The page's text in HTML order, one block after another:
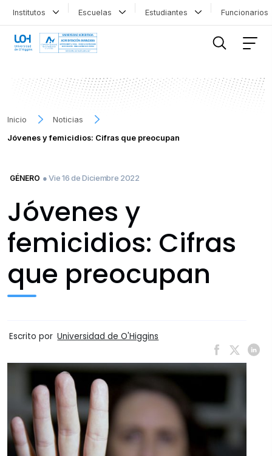
Institutos Escuelas Estudiantes
Inicio
Noticias
Jóvenes y femicidios: Cifras que preocupan
GÉNERO ● Vie 16 de Diciembre 2022
Jóvenes y
femicidios: Cifras
que preocupan
Escrito por Universidad de O'Higgins